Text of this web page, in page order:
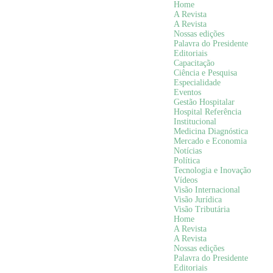
Home
A Revista
A Revista
Nossas edições
Palavra do Presidente
Editoriais
Capacitação
Ciência e Pesquisa
Especialidade
Eventos
Gestão Hospitalar
Hospital Referência
Institucional
Medicina Diagnóstica
Mercado e Economia
Notícias
Política
Tecnologia e Inovação
Vídeos
Visão Internacional
Visão Jurídica
Visão Tributária
Home
A Revista
A Revista
Nossas edições
Palavra do Presidente
Editoriais